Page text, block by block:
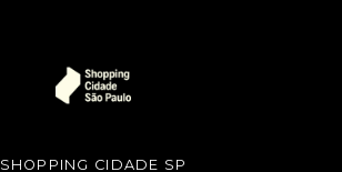
SHOPPING CIDADE SP